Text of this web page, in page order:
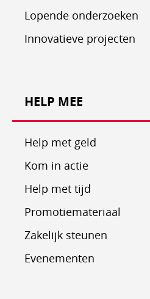
Lopende onderzoeken
Innovatieve projecten
HELP MEE
Help met geld
Kom in actie
Help met tijd
Promotiemateriaal
Zakelijk steunen
Evenementen